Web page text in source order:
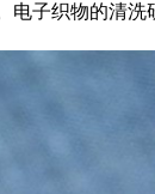
子织物的清洗